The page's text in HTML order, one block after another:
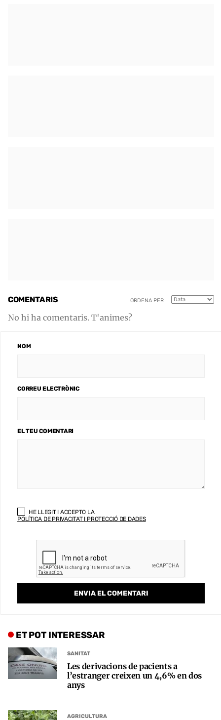
COMENTARIS ORDENA PER
No hi ha comentaris. T'animes?
NOM
CORREU ELECTRÒNIC
EL TEU COMENTARI
HE LLEGIT I ACCEPTO LA
POLÍTICA DE PRIVACITAT I PROTECCIÓ DE DADES
ET POT INTERESSAR
SANITAT
Les derivacions de pacients a
l’estranger creixen un 4,6% en dos
anys
AGRICULTURA